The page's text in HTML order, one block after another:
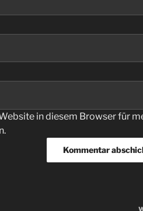
in diesem Browser für